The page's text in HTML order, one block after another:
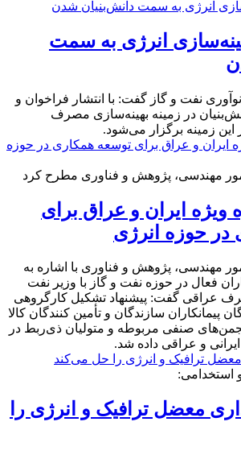
انرژی به سمت
نفت و گاز گفت: با انتشار فراخوان و
در زمینه بهینه‌سازی مصرف
این زمینه برگزار می‌شود.
مهندسی، پژوهش و فناوری مطرح کرد
ویژه ایران و عراق برای
در حوزه انرژی
مهندسی، پژوهش و فناوری با اشاره به
فعال در حوزه نفت و گاز با وزیر نفت
عراقی گفت: پیشنهاد تشکیل کارگروهی
پیمانکاران سازندگان و تأمین کنندگان کالا
صنفی مربوطه و متولیان ذی‌ربط در
و عراقی داده شد.
استخدامی:
معضل ترافیک و انرژی را